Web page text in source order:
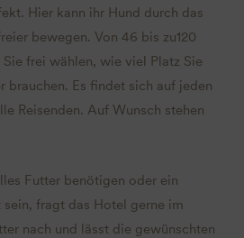
Hier kann ihr Hund durch das
bewegen. Von 46 bis zu120
frei wählen, wie viel Platz Sie
brauchen. Es findet sich auf jeden
Reisenden. Auf Wunsch stehen
Futter benötigen oder ein
fragt das Hotel gerne im
nach und lässt die gewünschten